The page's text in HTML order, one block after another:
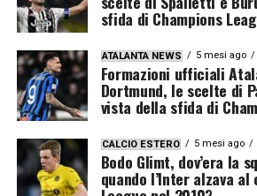
sfida di Champions
ATALANTA NEWS 5 mesi ago
Formazioni ufficiali
Dortmund, le scelte di
vista della sfida di
CALCIO ESTERO 5 mesi ago
Bodo Glimt, dov’era la
quando l’Inter alzava